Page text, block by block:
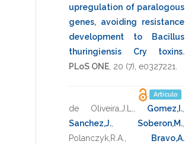
upregulation of paralogous
genes, avoiding resistance
development to Bacillus
thuringiensis Cry toxins.
PLoS ONE, 20 (7), e0327221.
Artículo
de Oliveira,J.L., Gomez,I.,
Sanchez,J., Soberon,M.,
Polanczyk,R.A.,
Bravo,A.